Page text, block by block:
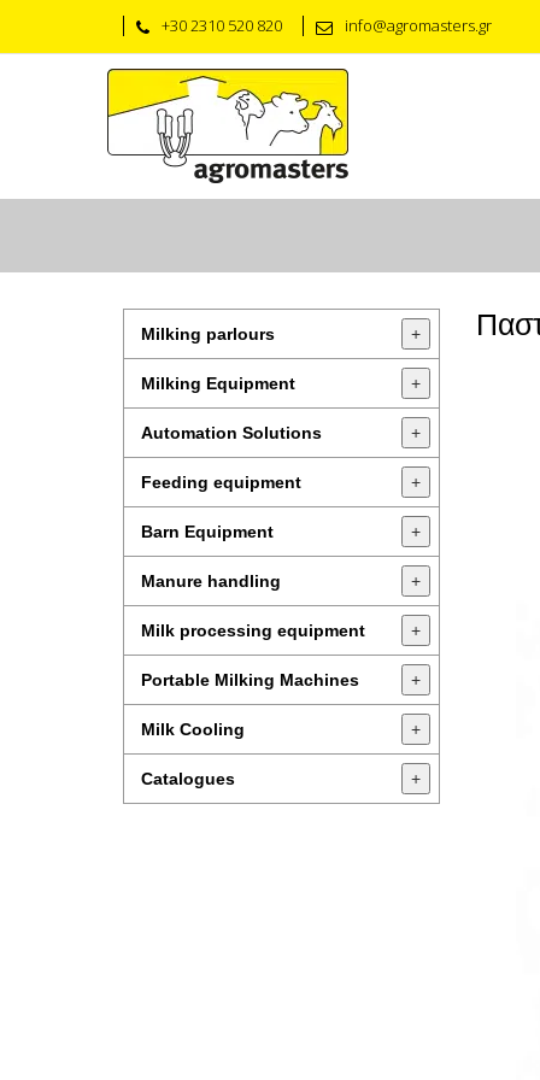
+30 2310 520 820 info@agromasters.gr
Milking parlours +
Milking Equipment +
Automation Solutions +
Feeding equipment +
Barn Equipment +
Manure handling +
Milk processing equipment +
Portable Milking Machines +
Milk Cooling +
Catalogues +